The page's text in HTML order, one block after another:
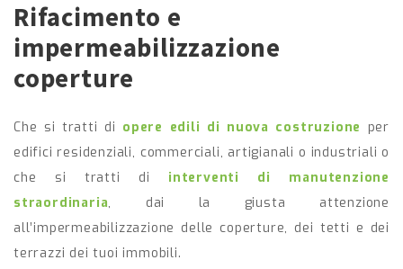
Rifacimento e
impermeabilizzazione
coperture
Che si tratti di opere edili di nuova costruzione per
edifici residenziali, commerciali, artigianali o industriali o
che si tratti di interventi di manutenzione
straordinaria, dai la giusta attenzione
all’impermeabilizzazione delle coperture, dei tetti e dei
terrazzi dei tuoi immobili.